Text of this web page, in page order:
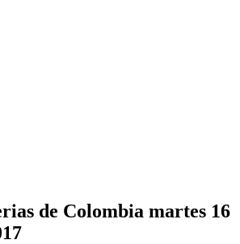
de Colombia martes 16